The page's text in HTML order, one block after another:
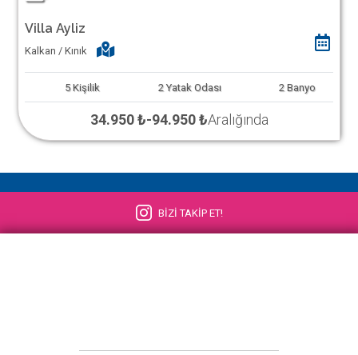
Villa Ayliz
Kalkan / Kınık
5 Kişilik 2 Yatak Odası 2 Banyo
34.950 ₺-94.950 ₺Aralığında
BİZİ TAKİP ET!